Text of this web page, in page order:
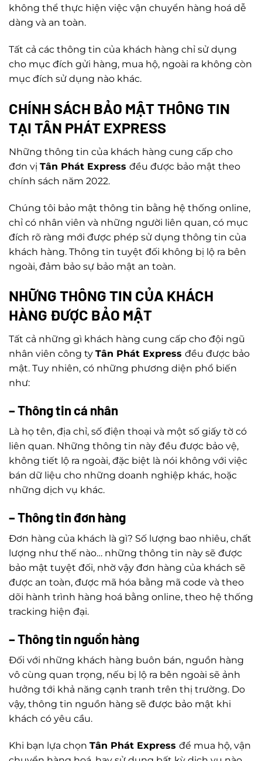
không thể thực hiện việc vận chuyển hàng hoá dễ
dàng và an toàn.
Tất cả các thông tin của khách hàng chỉ sử dụng
cho mục đích gửi hàng, mua hộ, ngoài ra không còn
mục đích sử dụng nào khác.
CHÍNH SÁCH BẢO MẬT THÔNG TIN
TẠITÂN PHÁT EXPRESS
Những thông tin của khách hàng cung cấp cho
đơn vị Tân Phát Express đều được bảo mật theo
chính sách năm 2022.
Chúng tôi bảo mật thông tin bằng hệ thống online,
chỉ có nhân viên và những người liên quan, có mục
đích rõ ràng mới được phép sử dụng thông tin của
khách hàng. Thông tin tuyệt đối không bị lộ ra bên
ngoài, đảm bảo sự bảo mật an toàn.
NHỮNG THÔNG TIN CỦA KHÁCH
HÀNG ĐƯỢC BẢO MẬT
Tất cả những gì khách hàng cung cấp cho đội ngũ
nhân viên công ty Tân Phát Express đều được bảo
mật. Tuy nhiên, có những phương diện phổ biến
như:
– Thông tin cá nhân
Là họ tên, địa chỉ, số điện thoại và một số giấy tờ có
liên quan. Những thông tin này đều được bảo vệ,
không tiết lộ ra ngoài, đặc biệt là nói không với việc
bán dữ liệu cho những doanh nghiệp khác, hoặc
những dịch vụ khác.
– Thông tin đơn hàng
Đơn hàng của khách là gì? Số lượng bao nhiêu, chất
lượng như thế nào… những thông tin này sẽ được
bảo mật tuyệt đối, nhờ vậy đơn hàng của khách sẽ
được an toàn, được mã hóa bằng mã code và theo
dõi hành trình hàng hoá bằng online, theo hệ thống
tracking hiện đại.
– Thông tin nguồn hàng
Đối với những khách hàng buôn bán, nguồn hàng
vô cùng quan trọng, nếu bị lộ ra bên ngoài sẽ ảnh
hưởng tới khả năng cạnh tranh trên thị trường. Do
vậy, thông tin nguồn hàng sẽ được bảo mật khi
khách có yêu cầu.
Khi bạn lựa chọn Tân Phát Express để mua hộ, vận